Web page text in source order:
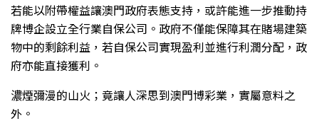
若能以附帶權益讓澳門政府表態支持，或許能進一步推動持
牌博企設立全行業自保公司。政府不僅能保障其在賭場建築
物中的剩餘利益，若自保公司實現盈利並進行利潤分配，政
府亦能直接獲利。
濃煙彌漫的山火；竟讓人深思到澳門博彩業，實屬意料之
外。